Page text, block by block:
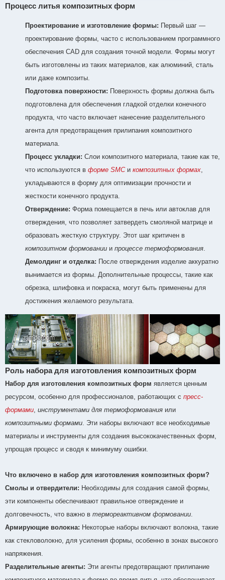
Процесс литья композитных форм
Проектирование и изготовление формы: Первый шаг —
проектирование формы, часто с использованием программного
обеспечения CAD для создания точной модели. Формы могут
быть изготовлены из таких материалов, как алюминий, сталь
или даже композиты.
Подготовка поверхности: Поверхность формы должна быть
подготовлена для обеспечения гладкой отделки конечного
продукта, что часто включает нанесение разделительного
агента для предотвращения прилипания композитного
материала.
Процесс укладки: Слои композитного материала, такие как те,
что используются в форме SMCи композитных формах,
укладываются в форму для оптимизации прочности и
жесткости конечного продукта.
Отверждение: Форма помещается в печь или автоклав для
отверждения, что позволяет затвердеть смоляной матрице и
образовать жесткую структуру. Этот шаг критичен в
композитном формовании и процессе термоформования.
Демолдинг и отделка: После отверждения изделие аккуратно
вынимается из формы. Дополнительные процессы, такие как
обрезка, шлифовка и покраска, могут быть применены для
достижения желаемого результата.
Роль набора для изготовления композитных форм
Набор для изготовления композитных форм является ценным
ресурсом, особенно для профессионалов, работающих с пресс-
формами, инструментами для термоформования или
композитными формами. Эти наборы включают все необходимые
материалы и инструменты для создания высококачественных форм,
упрощая процесс и сводя к минимуму ошибки.
Что включено в набор для изготовления композитных форм?
Смолы и отвердители: Необходимы для создания самой формы,
эти компоненты обеспечивают правильное отверждение и
долговечность, что важно в термореактивном формовании.
Армирующие волокна: Некоторые наборы включают волокна, такие
как стекловолокно, для усиления формы, особенно в зонах высокого
напряжения.
Разделительные агенты: Эти агенты предотвращают прилипание